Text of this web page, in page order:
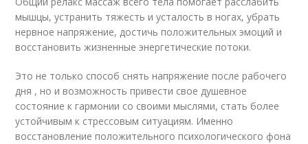
мышцы, устранить тяжесть и усталость в ногах, убрать
нервное напряжение, достичь положительных эмоций и
восстановить жизненные энергетические потоки.
Это не только способ снять напряжение после рабочего
дня , но и возможность привести свое душевное
состояние к гармонии со своими мыслями, стать более
устойчивым к стрессовым ситуациям. Именно
восстановление положительного психологического фона